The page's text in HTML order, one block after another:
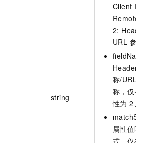
string
Client IP
2:
URL 参
Header
称/URL
称，仅在
性为 2、
属性值匹
式，仅在